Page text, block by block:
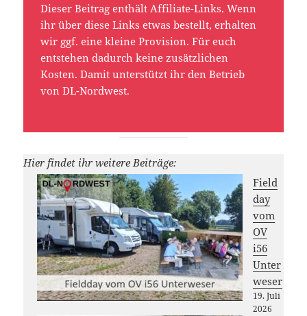
Dieser Beitrag enthält Affiliate-Links. Wenn
ihr über diese Links etwas bestellt, erhalten
wir ggf. eine kleine Provision. Für euch
entstehen dadurch keine zusätzlichen
Kosten. Damit unterstützt ihr den Betrieb
von DL-Nordwest.
Hier findet ihr weitere Beiträge:
Field
day
vom
OV
i56
Unter
weser
19. Juli
2026